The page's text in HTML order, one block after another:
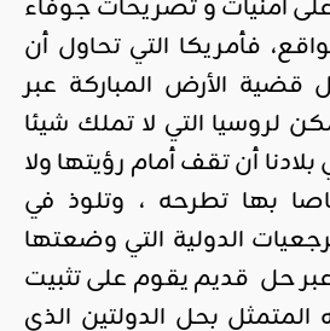
أمنيات و تصريحات جوفاء
فأمريكا التي تحاول أن
الأرض المباركة عبر
لروسيا التي لا تملك شيئا
أن تقف أمام رؤيتها ولا
بها تطرحه ، وتلوذ في
الدولية التي وضعتها
حل قديم يقوم على تثبيت
بحل الدولتين الذي